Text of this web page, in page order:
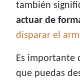
también
actuar de
disparar el
Es importante
que puedas